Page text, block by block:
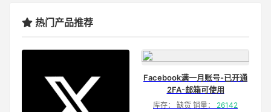
热门产品推荐
Facebook满一月账号-已开通
2FA-邮箱可使用
库存： 缺货 销量： 26142